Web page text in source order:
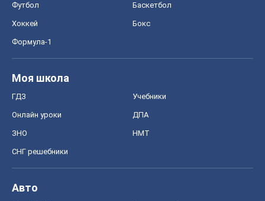
Футбол Баскетбол
Хоккей Бокс
Формула-1
Моя школа
ГДЗ Учебники
Онлайн уроки ДПА
ЗНО НМТ
СНГ решебники
Авто